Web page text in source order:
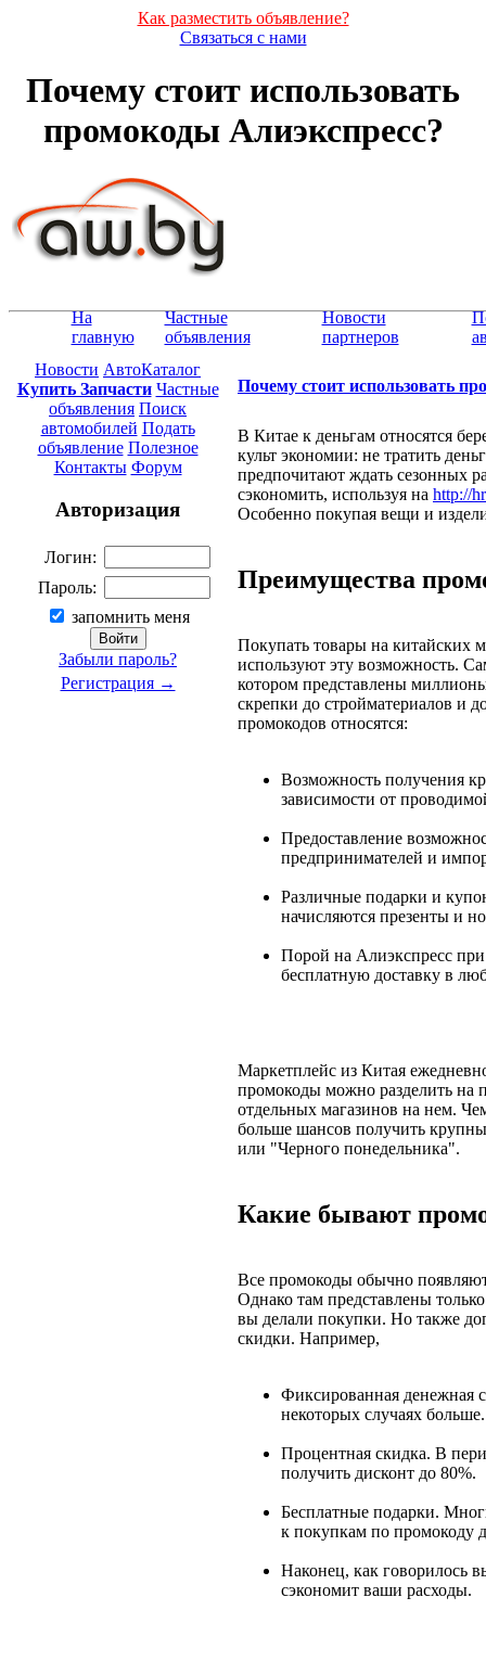
Как разместить объявление?
Связаться с нами
Почему стоит использовать
промокоды Алиэкспресс?
На
главную
Частные
объявления
Новости
партнеров
Новости АвтоКаталог
Купить Запчасти Частные
объявления Поиск
автомобилей Подать
объявление Полезное
Контакты Форум
Авторизация
Логин:
Пароль:
запомнить меня
Забыли пароль?
Регистрация →
Почему стоит использовать
В Китае к деньгам относятся
культ экономии: не тратить
предпочитают ждать сезонных
сэкономить, используя на http://
Особенно покупая вещи и
Преимущества
Покупать товары на китайских
используют эту возможность.
котором представлены
скрепки до стройматериалов и
промокодов относятся:
Возможность получения
зависимости от
Предоставление
предпринимателей и
Различные подарки и
начисляются презенты и
Порой на Алиэкспресс
бесплатную доставку в
Маркетплейс из Китая
промокоды можно разделить на
отдельных магазинов на нем.
больше шансов получить
или "Черного понедельника".
Какие бывают
Все промокоды обычно
Однако там представлены
вы делали покупки. Но также
скидки. Например,
Фиксированная денежная
некоторых случаях больше.
Процентная скидка. В
получить дисконт до 80%.
Бесплатные подарки.
к покупкам по промокоду
Наконец, как говорилось
сэкономит ваши расходы.